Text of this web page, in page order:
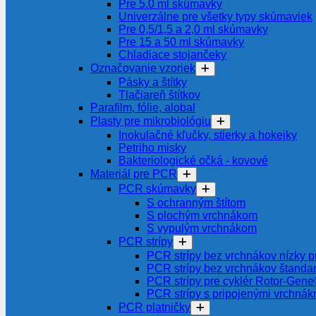
Pre 5.0 ml skúmavky
Univerzálne pre všetky typy skúmaviek
Pre 0,5/1,5 a 2,0 ml skúmavky
Pre 15 a 50 ml skúmavky
Chladiace stojančeky
Označovanie vzoriek
Pásky a štítky
Tlačiareň štítkov
Parafilm, fólie, alobal
Plasty pre mikrobiológiu
Inokulačné kľučky, stierky a hokejky
Petriho misky
Bakteriologické očká - kovové
Materiál pre PCR
PCR skúmavky
S ochranným štítom
S plochým vrchnákom
S vypulým vrchnákom
PCR strípy
PCR strípy bez vrchnákov nízky
PCR strípy bez vrchnákov
PCR strípy pre cyklér Rotor-
PCR strípy s pripojenými
PCR platničky